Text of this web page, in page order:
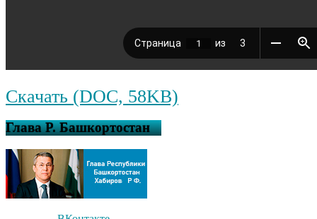
Скачать (DOC, 58KB)
Глава Р. Башкортостан